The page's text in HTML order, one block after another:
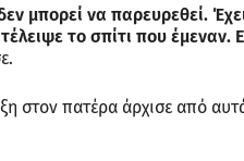
μπορεί να παρευρεθεί.
το σπίτι που
στον πατέρα άρχισε από